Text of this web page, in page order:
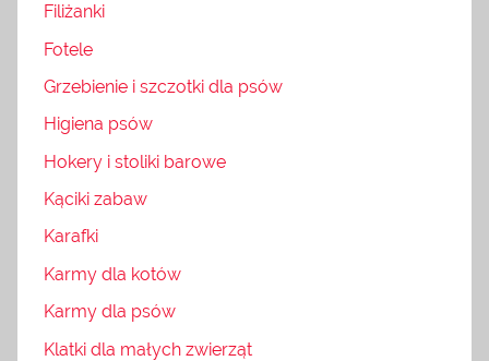
Filiżanki
Fotele
Grzebienie i szczotki dla psów
Higiena psów
Hokery i stoliki barowe
Kąciki zabaw
Karafki
Karmy dla kotów
Karmy dla psów
Klatki dla małych zwierząt